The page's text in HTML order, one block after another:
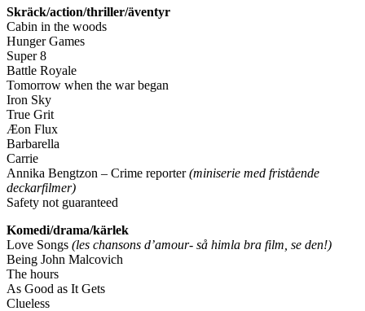
Skräck/action/thriller/äventyr
Cabin in the woods
Hunger Games
Super 8
Battle Royale
Tomorrow when the war began
Iron Sky
True Grit
Æon Flux
Barbarella
Carrie
Annika Bengtzon – Crime reporter(miniserie med fristående
deckarfilmer)
Safety not guaranteed
Komedi/drama/kärlek
Love Songs (les chansons d’amour- så himla bra film, se den!)
Being John Malcovich
The hours
As Good as It Gets
Clueless